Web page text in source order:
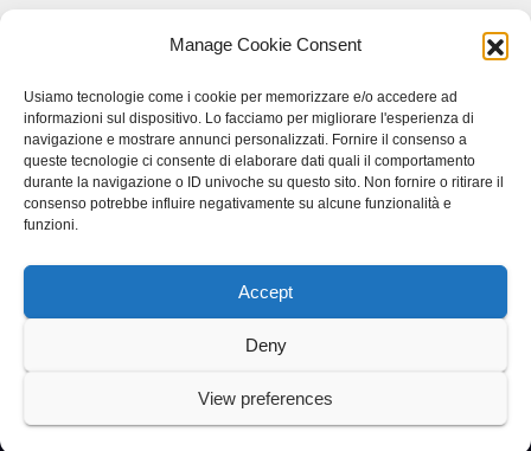
Manage Cookie Consent
Usiamo tecnologie come i cookie per memorizzare e/o accedere ad
informazioni sul dispositivo. Lo facciamo per migliorare l'esperienza di
navigazione e mostrare annunci personalizzati. Fornire il consenso a
queste tecnologie ci consente di elaborare dati quali il comportamento
durante la navigazione o ID univoche su questo sito. Non fornire o ritirare il
consenso potrebbe influire negativamente su alcune funzionalità e
funzioni.
Accept
Deny
View preferences
Proudly powered by WordPress|Tema: Newspaperex di
Scienza studio specialistico bracciano